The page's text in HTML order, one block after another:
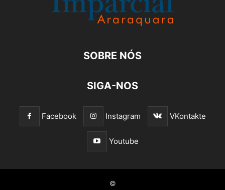
SOBRE NÓS
SIGA-NOS
Facebook Instagram VKontakte
Youtube
©